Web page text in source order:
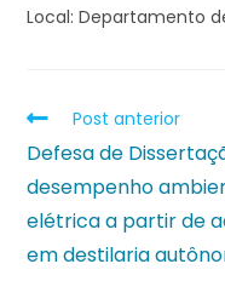
Local: Departamento
Post anterior
Defesa de
desempenho
elétrica a partir de
em destilaria